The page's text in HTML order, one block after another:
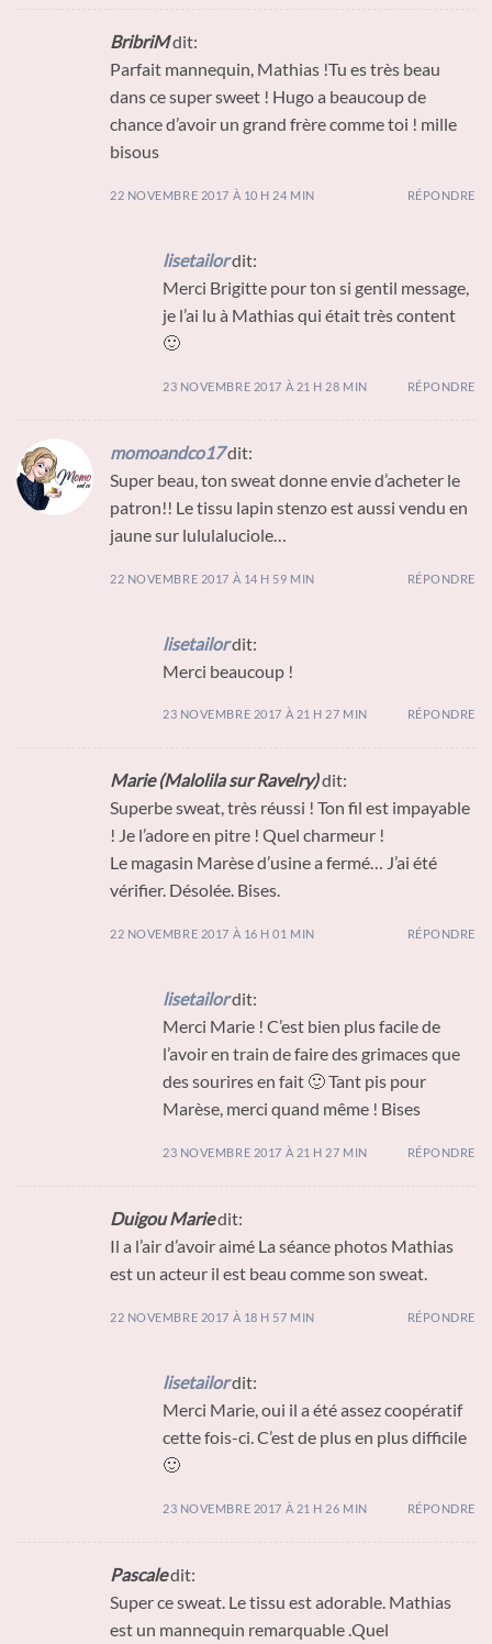
BribriMdit:
Parfait mannequin, Mathias !Tu es très beau
dans ce super sweet ! Hugo a beaucoup de
chance d’avoir un grand frère comme toi ! mille
bisous
22 NOVEMBRE 2017 À 10 H 24 MIN RÉPONDRE
lisetailordit:
Merci Brigitte pour ton si gentil message,
je l’ai lu à Mathias qui était très content
🙂
23 NOVEMBRE 2017 À 21 H 28 MIN RÉPONDRE
momoandco17dit:
Super beau, ton sweat donne envie d’acheter le
patron!! Le tissu lapin stenzo est aussi vendu en
jaune sur lululaluciole…
22 NOVEMBRE 2017 À 14 H 59 MIN RÉPONDRE
lisetailordit:
Merci beaucoup !
23 NOVEMBRE 2017 À 21 H 27 MIN RÉPONDRE
Marie (Malolila sur Ravelry)dit:
Superbe sweat, très réussi ! Ton fil est impayable
! Je l’adore en pitre ! Quel charmeur !
Le magasin Marèse d’usine a fermé… J’ai été
vérifier. Désolée. Bises.
22 NOVEMBRE 2017 À 16 H 01 MIN RÉPONDRE
lisetailordit:
Merci Marie ! C’est bien plus facile de
l’avoir en train de faire des grimaces que
des sourires en fait 🙂 Tant pis pour
Marèse, merci quand même ! Bises
23 NOVEMBRE 2017 À 21 H 27 MIN RÉPONDRE
Duigou Mariedit:
Il a l’air d’avoir aimé La séance photos Mathias
est un acteur il est beau comme son sweat.
22 NOVEMBRE 2017 À 18 H 57 MIN RÉPONDRE
lisetailordit:
Merci Marie, oui il a été assez coopératif
cette fois-ci. C’est de plus en plus difficile
🙂
23 NOVEMBRE 2017 À 21 H 26 MIN RÉPONDRE
Pascaledit:
Super ce sweat. Le tissu est adorable. Mathias
est un mannequin remarquable .Quel